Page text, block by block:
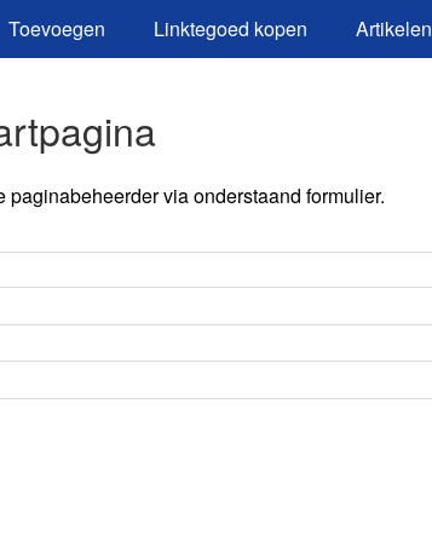
Toevoegen Linktegoed kopen Artikelen
paginabeheerder via onderstaand formulier.